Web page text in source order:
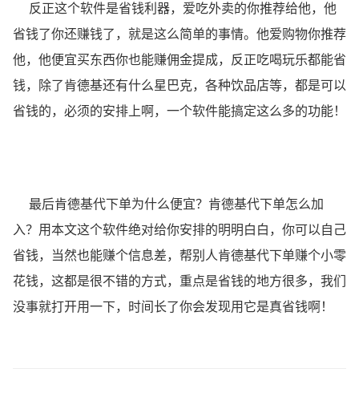
反正这个软件是省钱利器，爱吃外卖的你推荐给他，他
省钱了你还赚钱了，就是这么简单的事情。他爱购物你推荐
他，他便宜买东西你也能赚佣金提成，反正吃喝玩乐都能省
钱，除了肯德基还有什么星巴克，各种饮品店等，都是可以
省钱的，必须的安排上啊，一个软件能搞定这么多的功能！
最后肯德基代下单为什么便宜？肯德基代下单怎么加
入？用本文这个软件绝对给你安排的明明白白，你可以自己
省钱，当然也能赚个信息差，帮别人肯德基代下单赚个小零
花钱，这都是很不错的方式，重点是省钱的地方很多，我们
没事就打开用一下，时间长了你会发现用它是真省钱啊！